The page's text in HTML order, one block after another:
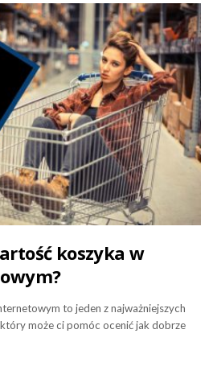
koszyka w
to jeden z najważniejszych
może ci pomóc ocenić jak dobrze